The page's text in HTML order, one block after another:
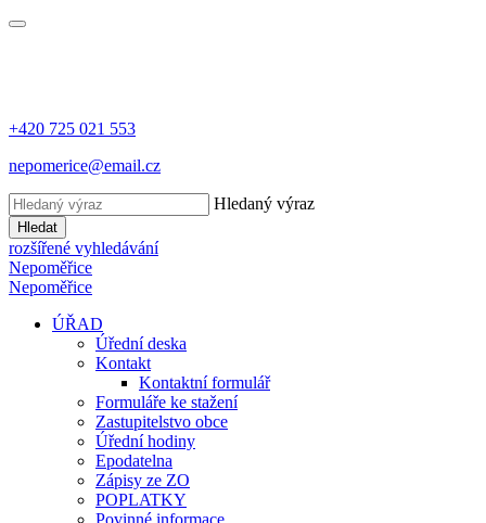
+420 725 021 553
nepomerice@email.cz
Hledaný výraz
Hledat
rozšířené vyhledávání
Nepoměřice
Nepoměřice
ÚŘAD
Úřední deska
Kontakt
Kontaktní formulář
Formuláře ke stažení
Zastupitelstvo obce
Úřední hodiny
Epodatelna
Zápisy ze ZO
POPLATKY
Povinné informace